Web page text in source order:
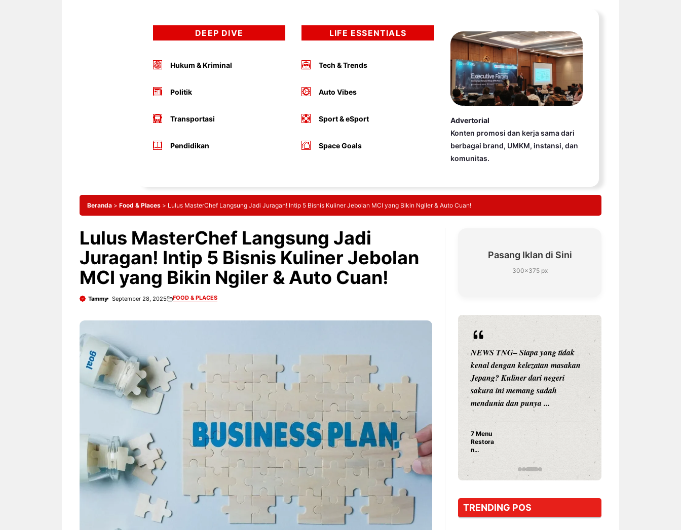
DEEP DIVE
Hukum & Kriminal
Politik
Transportasi
Pendidikan
LIFE ESSENTIALS
Tech & Trends
Auto Vibes
Sport & eSport
Space Goals
Advertorial
Konten promosi dan kerja sama dari
berbagai brand, UMKM, instansi, dan
komunitas.
Beranda > Food & Places > Lulus MasterChef Langsung Jadi Juragan! Intip 5 Bisnis Kuliner Jebolan MCI yang Bikin Ngiler & Auto Cuan!
Lulus MasterChef Langsung Jadi
Juragan! Intip 5 Bisnis Kuliner Jebolan
MCI yang Bikin Ngiler & Auto Cuan!
Tammy September 28, 2025 FOOD & PLACES
Pasang Iklan di Sini
300×375 px
NEWS TNG– Siapa sangka, dua
nama besar di dunia hiburan,
Nunung Srimulat dan Vicky
Prasetyo, kini merambah dunia
Nunung Srimulat & Vicky
Prasetyo Buka Restoran
Ayam Panggang! Cuma Rp
15 Ribu, Resep Rahasia
Mami Bikin Nagih!
NEWS TNG– Bandung –
Menyambut pergantian tahun
2026, restoran all you can eat
Kakkoii All You Can Eat Bandung
menghadirkan ...
Sambut 2026, Kakkoii
Bandung Hadirkan Pesta All
You Can Eat Mulai Rp
145.000
NEWS TNG– Pernah gak sih
kamu mulai ngerjain sesuatu cuma
buat iseng-iseng, eh ternyata malah
jadi peluang bisnis yang
menguntungkan? ...
Dari Iseng Jadi Cuan: Kisah
TUM_ATUL yang Ubah
Hampers Jadi Bisnis Kece
NEWS TNG– Siapa yang tidak
kenal dengan kelezatan masakan
Jepang? Kuliner dari negeri
sakura ini memang sudah
mendunia dan punya ...
7 Menu
Restora
n
yang
Dicoba,
Cuma
Sushi!
TRENDING POS